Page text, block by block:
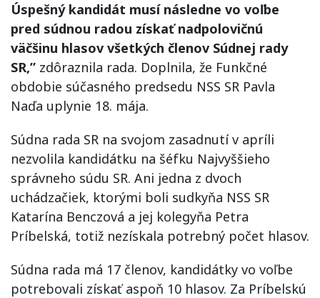
Úspešný kandidát musí následne vo voľbe
pred súdnou radou získať nadpolovičnú
väčšinu hlasov všetkých členov Súdnej rady
SR,” zdôraznila rada. Doplnila, že Funkčné
obdobie súčasného predsedu NSS SR Pavla
Naďa uplynie 18. mája.
Súdna rada SR na svojom zasadnutí v apríli
nezvolila kandidátku na šéfku Najvyššieho
správneho súdu SR. Ani jedna z dvoch
uchádzačiek, ktorými boli sudkyňa NSS SR
Katarína Benczová a jej kolegyňa Petra
Príbelská, totiž nezískala potrebný počet hlasov.
Súdna rada má 17 členov, kandidátky vo voľbe
potrebovali získať aspoň 10 hlasov. Za Príbelskú